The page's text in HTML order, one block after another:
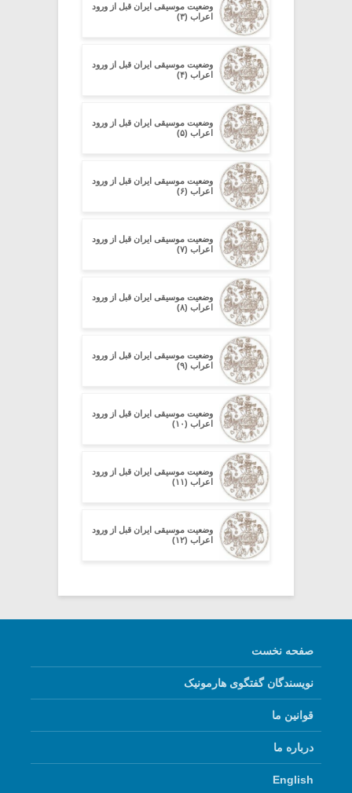
وضعیت موسیقی ایران قبل از ورود
اعراب (۳)
وضعیت موسیقی ایران قبل از ورود
اعراب (۴)
وضعیت موسیقی ایران قبل از ورود
اعراب (۵)
وضعیت موسیقی ایران قبل از ورود
اعراب (۶)
وضعیت موسیقی ایران قبل از ورود
اعراب (۷)
وضعیت موسیقی ایران قبل از ورود
اعراب (۸)
وضعیت موسیقی ایران قبل از ورود
اعراب (۹)
وضعیت موسیقی ایران قبل از ورود
اعراب (۱۰)
وضعیت موسیقی ایران قبل از ورود
اعراب (۱۱)
وضعیت موسیقی ایران قبل از ورود
اعراب (۱۲)
صفحه نخست
نویسندگان گفتگوی هارمونیک
قوانین ما
درباره ما
English